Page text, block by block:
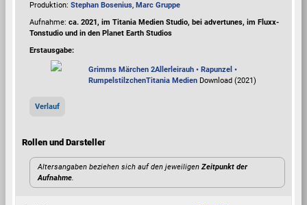
Produktion:Stephan Bosenius, Marc Gruppe
Aufnahme:ca. 2021, im Titania Medien Studio, bei advertunes, im Fluxx-
Tonstudio und in den Planet Earth Studios
Erstausgabe:
Grimms Märchen 2Allerleirauh • Rapunzel •
RumpelstilzchenTitania Medien Download (2021)
Verlauf
Rollen und Darsteller
Altersangaben beziehen sich auf den jeweiligenZeitpunkt der
Aufnahme.